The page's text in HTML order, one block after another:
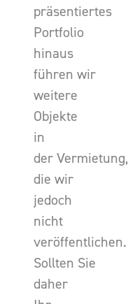
präsentiertes
Portfolio
hinaus
führen wir
weitere
Objekte
in
der Vermietung,
die wir
jedoch
nicht
veröffentlichen.
Sollten Sie
daher